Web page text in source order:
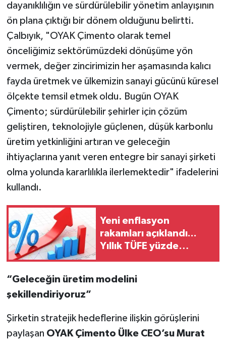
dayanıklılığın ve sürdürülebilir yönetim anlayışının
ön plana çıktığı bir dönem olduğunu belirtti.
Çalbıyık, "OYAK Çimento olarak temel
önceliğimiz sektörümüzdeki dönüşüme yön
vermek, değer zincirimizin her aşamasında kalıcı
fayda üretmek ve ülkemizin sanayi gücünü küresel
ölçekte temsil etmek oldu. Bugün OYAK
Çimento; sürdürülebilir şehirler için çözüm
geliştiren, teknolojiyle güçlenen, düşük karbonlu
üretim yetkinliğini artıran ve geleceğin
ihtiyaçlarına yanıt veren entegre bir sanayi şirketi
olma yolunda kararlılıkla ilerlemektedir" ifadelerini
kullandı.
Yeni enflasyon
rakamları açıklandı...
Yıllık TÜFE yüzde
“Geleceğin üretim modelini
şekillendiriyoruz”
Şirketin stratejik hedeflerine ilişkin görüşlerini
paylaşan OYAK Çimento Ülke CEO’su Murat